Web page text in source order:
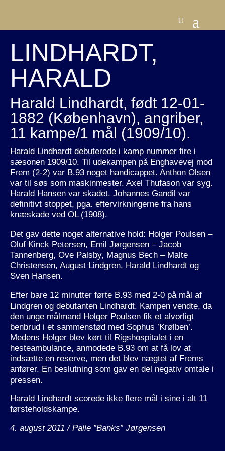
LINDHARDT,
HARALD
Harald Lindhardt, født 12-01-
1882 (København), angriber,
11 kampe/1 mål (1909/10).
Harald Lindhardt debuterede i kamp nummer fire i
sæsonen 1909/10. Til udekampen på Enghavevej mod
Frem (2-2) var B.93 noget handicappet. Anthon Olsen
var til søs som maskinmester. Axel Thufason var syg.
Harald Hansen var skadet. Johannes Gandil var
definitivt stoppet, pga. eftervirkningerne fra hans
knæskade ved OL (1908).
Det gav dette noget alternative hold: Holger Poulsen –
Oluf Kinck Petersen, Emil Jørgensen – Jacob
Tannenberg, Ove Palsby, Magnus Bech – Malte
Christensen, August Lindgren, Harald Lindhardt og
Sven Hansen.
Efter bare 12 minutter førte B.93 med 2-0 på mål af
Lindgren og debutanten Lindhardt. Kampen vendte, da
den unge målmand Holger Poulsen fik et alvorligt
benbrud i et sammenstød med Sophus ’Krølben’.
Medens Holger blev kørt til Rigshospitalet i en
hesteambulance, anmodede B.93 om at få lov at
indsætte en reserve, men det blev nægtet af Frems
anfører. En beslutning som gav en del negativ omtale i
pressen.
Harald Lindhardt scorede ikke flere mål i sine i alt 11
førsteholdskampe.
4. august 2011 / Palle ”Banks” Jørgensen